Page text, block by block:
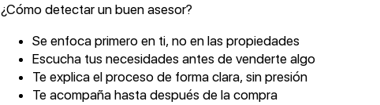
¿Cómo detectar un buen asesor?
Se enfoca primero en ti, no en las propiedades
Escucha tus necesidades antes de venderte algo
Te explica el proceso de forma clara, sin presión
Te acompaña hasta después de la compra